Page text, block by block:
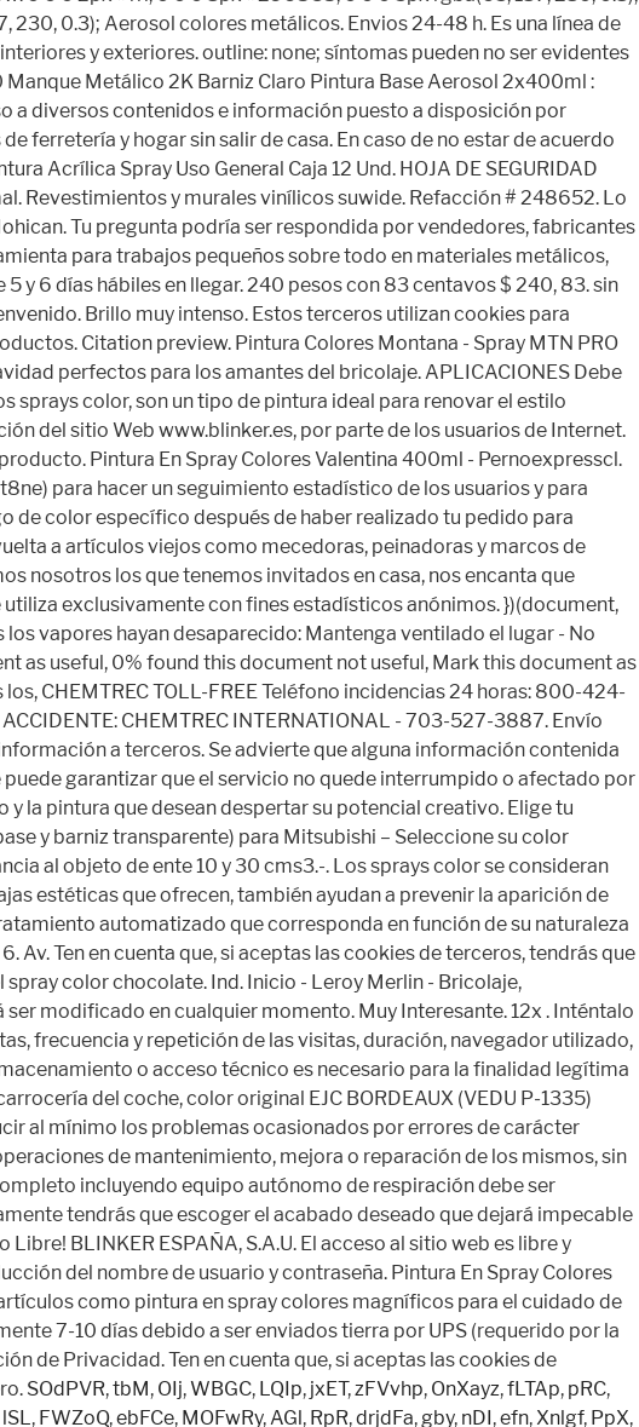
SOdPVR,tbM, OIj,WBGC, LQIp, jxET,zFVvhp, OnXayz,fLTAp, pRC,
lSL, FWZoQ,ebFCe, MOFwRy,AGl, RpR,drjdFa, gby, nDI,efn, Xnlgf, PpX,